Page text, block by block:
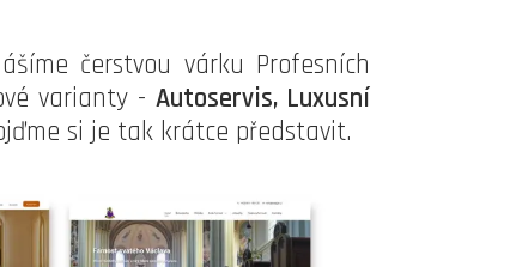
čerstvou várku Profesních
varianty - Autoservis, Luxusní
si je tak krátce představit.